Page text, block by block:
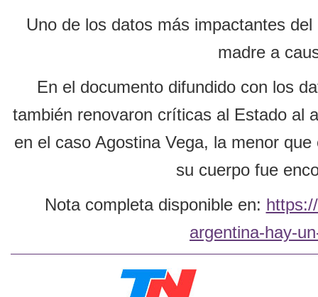
Uno de los datos más impactantes
madre a
En el documento difundido con los
también renovaron críticas al Estado al
en el caso Agostina Vega, la menor
su cuerpo fue
Nota completa disponible en:
argentina-hay-